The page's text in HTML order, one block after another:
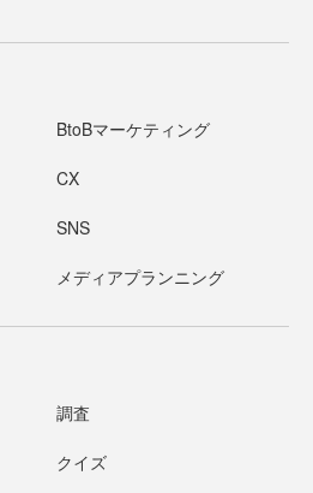
BtoBマーケティング
CX
SNS
メディアプランニング
調査
クイズ